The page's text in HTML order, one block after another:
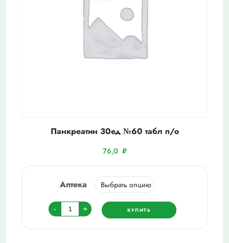
Панкреатин 30ед №60 табл п/о
76,0 ₽
Аптека
-
Количество
товара
Панкреатин
+ КУПИТЬ